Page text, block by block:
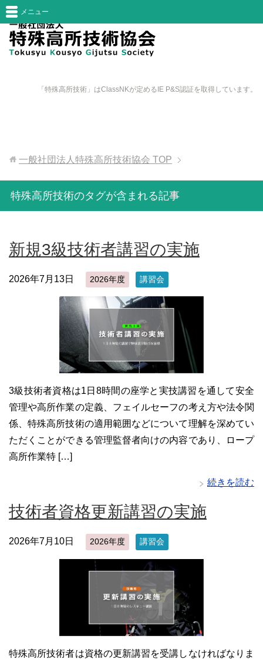
「特殊高所技術」はClassNKが定めるIE P&S認証を取得しています。
メニュー
一般社団法人特殊高所技術協会 TOP
特殊高所技術のタグが含まれる記事
新規3級技術者講習の実施
2026年7月13日 2026年度 講習会
3級技術者資格は1日8時間の座学と実技講習を通して安全
管理や高所作業の定義、フェイルセーフの考え方や法令関
係、特殊高所技術の適用範囲などについて理解を深めてい
ただくことができる管理監督者向けの内容であり、ロープ
高所作業特 […]
続きを読む
技術者資格更新講習の実施
2026年7月10日 2026年度 講習会
特殊高所技術者は資格の更新講習を受講しなければなりま